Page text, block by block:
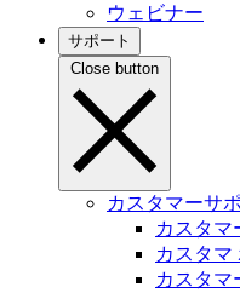
ウェビナー
サポート
Close button
カスタマーサ
カスタマ
カスタマ
カスタマ